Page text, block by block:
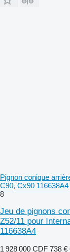
Pignon conique
C90, Cx90 116638A4
8
Jeu de pignons
Z52/11 pour
116638A4
1 928 000 CDF 738 €